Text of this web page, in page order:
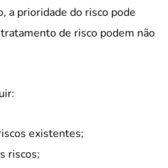
a prioridade do risco pode
de risco podem não
existentes;
riscos;